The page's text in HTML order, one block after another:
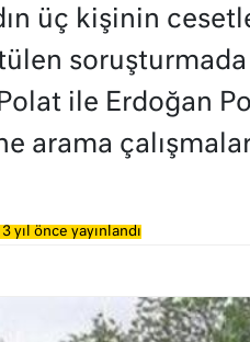
üç kişinin
soruşturmada
ile Erdoğan
arama
yıl önce yayınlandı